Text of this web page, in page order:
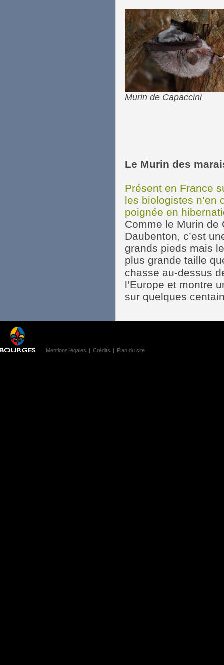
Murin de Capaccini
Le Murin des
Présent en France
les biologistes n’en
poignée en
Comme le Murin de
Daubenton, c’est
grands pieds mais
plus grande taille
chasse au-dessus
l’Europe et montre
sur quelques
Mentions légales | Crédits | Plan du site